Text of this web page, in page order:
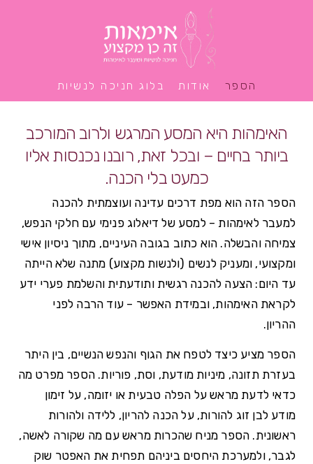
הספר אודות בלוג חניכה לנשיות
האימהות היא המסע המרגש ולרוב המורכב
ביותר בחיים – ובכל זאת, רובנו נכנסות אליו
כמעט בלי הכנה.
הספר הזה הוא מפת דרכים עדינה ועוצמתית להכנה
למעבר לאימהות – למסע של דיאלוג פנימי עם חלקי הנפש,
צמיחה והבשלה. הוא כתוב בגובה העיניים, מתוך ניסיון אישי
ומקצועי, ומעניק לנשים (ולנשות מקצוע) מתנה שלא הייתה
עד היום: הצעה להכנה רגשית ותודעתית והשלמת פערי ידע
לקראת האימהות, ובמידת האפשר – עוד הרבה לפני
ההריון.
הספר מציע כיצד לטפח את הגוף והנפש הנשיים, בין היתר
בעזרת תזונה, מיניות מודעת, וסת, פוריות. הספר מפרט מה
כדאי לדעת מראש על הפלה טבעית או יזומה, על זימון
מודע לבן זוג להורות, על הכנה להריון, ללידה ולהורות
ראשונית. הספר מניח שהכרות מראש עם מה שקורה לאשה,
לגבר, ולמערכת היחסים ביניהם תפחית את האפטר שוק